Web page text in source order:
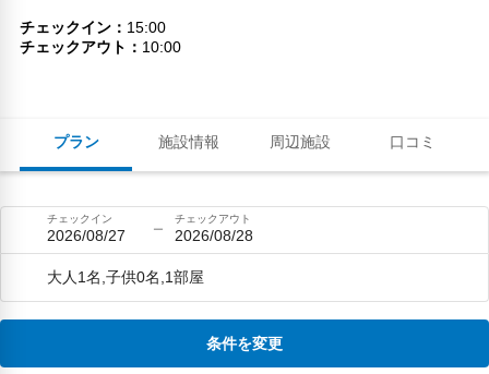
プラン 施設情報 周辺施設 口コミ
チェックイン
15:00
チェックアウト
10:00
チェックイン
2026/08/27
チェックアウト
2026/08/28
大人1名,子供0名,1部屋
条件を変更